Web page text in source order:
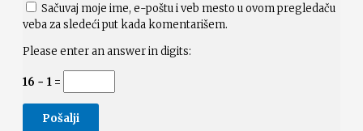
Sačuvaj moje ime, e-poštu i veb mesto u ovom pregledaču
veba za sledeći put kada komentarišem.
Please enter an answer in digits:
16 − 1 =